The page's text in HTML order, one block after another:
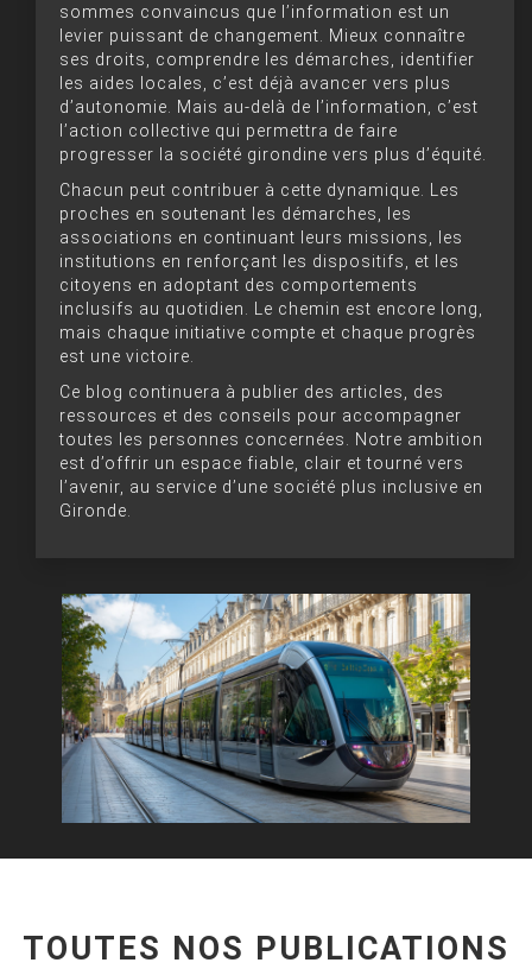
sommes convaincus que l’information est un
levier puissant de changement. Mieux connaître
ses droits, comprendre les démarches, identifier
les aides locales, c’est déjà avancer vers plus
d’autonomie. Mais au-delà de l’information, c’est
l’action collective qui permettra de faire
progresser la société girondine vers plus d’équité.
Chacun peut contribuer à cette dynamique. Les
proches en soutenant les démarches, les
associations en continuant leurs missions, les
institutions en renforçant les dispositifs, et les
citoyens en adoptant des comportements
inclusifs au quotidien. Le chemin est encore long,
mais chaque initiative compte et chaque progrès
est une victoire.
Ce blog continuera à publier des articles, des
ressources et des conseils pour accompagner
toutes les personnes concernées. Notre ambition
est d’offrir un espace fiable, clair et tourné vers
l’avenir, au service d’une société plus inclusive en
Gironde.
TOUTES NOS PUBLICATIONS